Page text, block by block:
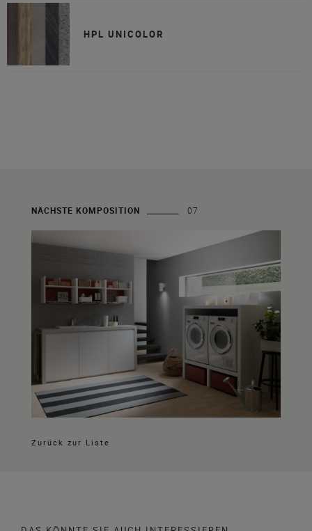
HPL UNICOLOR
NÄCHSTE KOMPOSITION 07
Zurück zur Liste